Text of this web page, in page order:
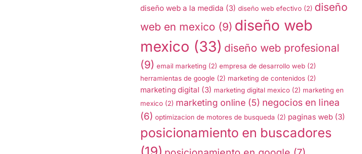
diseño web a la medida (3) diseño web efectivo(2) diseño
web en mexico (9) diseño web
mexico (33) diseño web profesional
(9) email marketing(2) empresa de desarrollo web(2)
herramientas de google (2) marketing de contenidos(2)
marketing digital (3) marketing digital mexico(2) marketing en
mexico(2) marketing online(5) negocios en linea
(6) optimizacion de motores de busqueda (2) paginas web(3)
posicionamiento en buscadores